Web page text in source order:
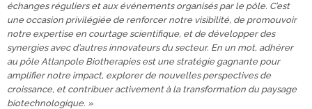
échanges réguliers et aux événements organisés par le pôle. C’est
une occasion privilégiée de renforcer notre visibilité, de promouvoir
notre expertise en courtage scientifique, et de développer des
synergies avec d’autres innovateurs du secteur. En un mot, adhérer
au pôle Atlanpole Biotherapies est une stratégie gagnante pour
amplifier notre impact, explorer de nouvelles perspectives de
croissance, et contribuer activement à la transformation du paysage
biotechnologique. »